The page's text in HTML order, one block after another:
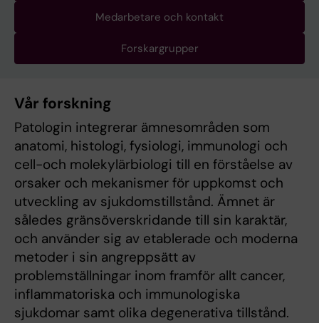
Medarbetare och kontakt
Forskargrupper
Vår forskning
Patologin integrerar ämnesområden som
anatomi, histologi, fysiologi, immunologi och
cell-och molekylärbiologi till en förståelse av
orsaker och mekanismer för uppkomst och
utveckling av sjukdomstillstånd. Ämnet är
således gränsöverskridande till sin karaktär,
och använder sig av etablerade och moderna
metoder i sin angreppsätt av
problemställningar inom framför allt cancer,
inflammatoriska och immunologiska
sjukdomar samt olika degenerativa tillstånd.